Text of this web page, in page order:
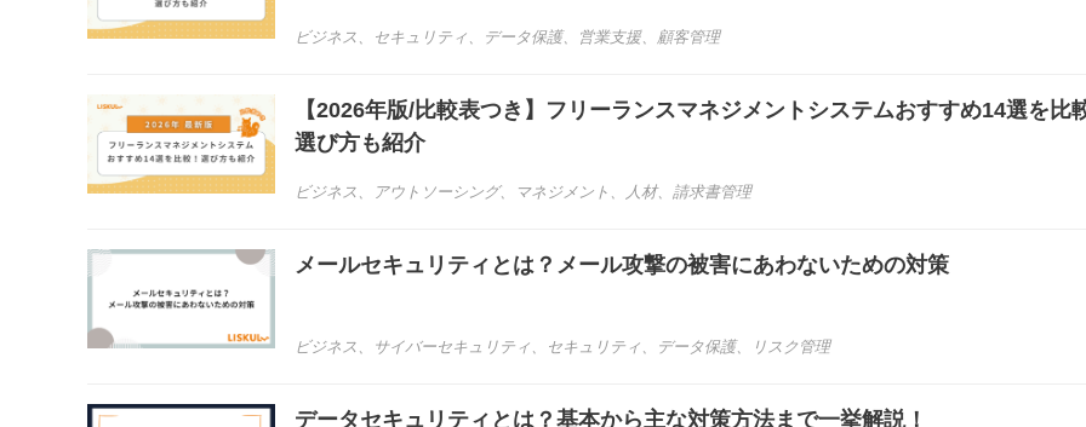
ビジネス 、 セキュリティ 、 データ保護、 営業支援、 顧客管理
【2026年版/比較表つき】フリーランスマネジメントシステムおすすめ14選を比
選び方も紹介
ビジネス 、 アウトソーシング、 マネジメント 、 人材、 請求書管理
メールセキュリティとは？メール攻撃の被害にあわないための対策
ビジネス 、 サイバーセキュリティ 、 セキュリティ 、 データ保護、 リスク管理
データセキュリティとは？基本から主な対策方法まで一挙解説！